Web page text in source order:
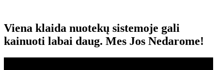
Viena klaida nuotekų sistemoje gali
kainuoti labai daug. Mes Jos Nedarome!